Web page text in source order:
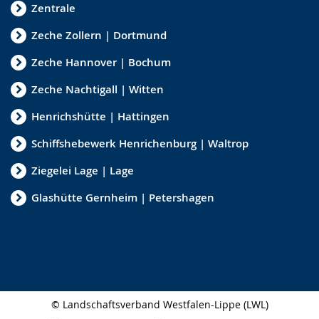
Zentrale
Zeche Zollern | Dortmund
Zeche Hannover | Bochum
Zeche Nachtigall | Witten
Henrichshütte | Hattingen
Schiffshebewerk Henrichenburg | Waltrop
Ziegelei Lage | Lage
Glashütte Gernheim | Petershagen
© Landschaftsverband Westfalen-Lippe (LWL)